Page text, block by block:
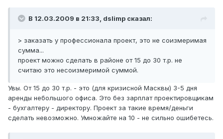
В 12.03.2009 в 21:33, dslimp сказал:
> заказать у профессионала проект, это не соизмеримая
сумма...
проект можно сделать в районе от 15 до 30 т.р. не
считаю это несоизмеримой суммой.
Увы. От 15 до 30 т.р. - это (для кризисной Масквы) 3-5 дня
аренды небольшого офиса. Это без зарплат проектировщикам
- бухгалтеру - директору. Проект за такие время/деньги
сделать невозможно. Умножайте на 10 - не сильно ошибетесь.